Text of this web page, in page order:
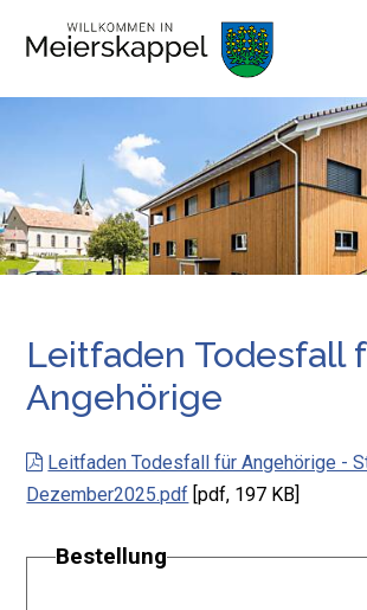
Navigieren in
Schnellnavigation
Leitfaden Todesfall
Angehörige
Leitfaden Todesfall für Angehörige -
Dezember2025.pdf [pdf, 197 KB]
Bestellung